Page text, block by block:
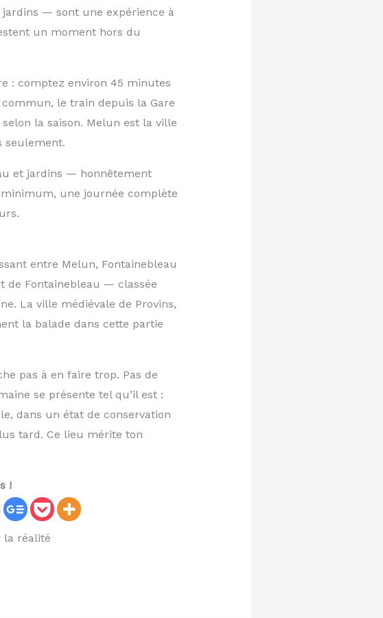
— sont une expérience à
un moment hors du
: comptez environ 45 minutes
le train depuis la Gare
la saison. Melun est la ville
seulement.
et jardins — honnêtement
une journée complète
entre Melun, Fontainebleau
de Fontainebleau — classée
La ville médiévale de Provins,
la balade dans cette partie
pas à en faire trop. Pas de
se présente tel qu’il est :
dans un état de conservation
tard. Ce lieu mérite ton
!
la réalité